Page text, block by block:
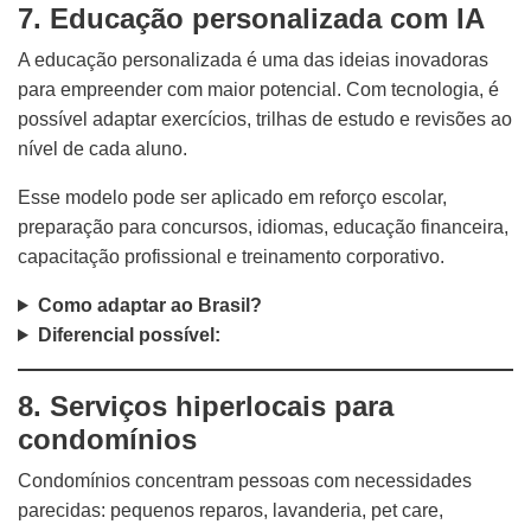
7. Educação personalizada com IA
A educação personalizada é uma das ideias inovadoras
para empreender com maior potencial. Com tecnologia, é
possível adaptar exercícios, trilhas de estudo e revisões ao
nível de cada aluno.
Esse modelo pode ser aplicado em reforço escolar,
preparação para concursos, idiomas, educação financeira,
capacitação profissional e treinamento corporativo.
Como adaptar ao Brasil?
Diferencial possível:
8. Serviços hiperlocais para
condomínios
Condomínios concentram pessoas com necessidades
parecidas: pequenos reparos, lavanderia, pet care,